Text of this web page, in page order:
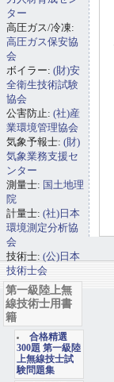
ター
高圧ガス/冷凍:
高圧ガス保安協
会
ボイラー: (財)安
全衛生技術試験
協会
公害防止: (社)産
業環境管理協会
気象予報士: (財)
気象業務支援セ
ンター
測量士: 国土地理
院
計量士: (社)日本
環境測定分析協
会
技術士: (公)日本
技術士会
第一級陸上無
線技術士用書
籍
合格精選
300題 第一級陸
上無線技士試
験問題集